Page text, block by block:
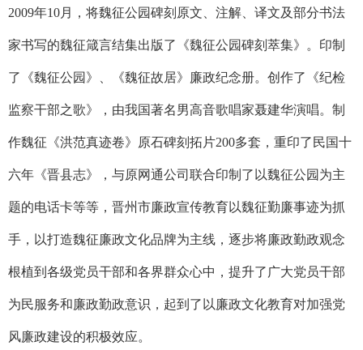
2009年10月，将魏征公园碑刻原文、注解、译文及部分书法
家书写的魏征箴言结集出版了《魏征公园碑刻萃集》。印制
了《魏征公园》、《魏征故居》廉政纪念册。创作了《纪检
监察干部之歌》，由我国著名男高音歌唱家聂建华演唱。制
作魏征《洪范真迹卷》原石碑刻拓片200多套，重印了民国十
六年《晋县志》，与原网通公司联合印制了以魏征公园为主
题的电话卡等等，晋州市廉政宣传教育以魏征勤廉事迹为抓
手，以打造魏征廉政文化品牌为主线，逐步将廉政勤政观念
根植到各级党员干部和各界群众心中，提升了广大党员干部
为民服务和廉政勤政意识，起到了以廉政文化教育对加强党
风廉政建设的积极效应。